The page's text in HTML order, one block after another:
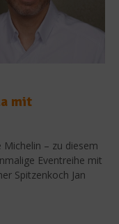
mit
Michelin – zu diesem
Eventreihe mit
Spitzenkoch Jan